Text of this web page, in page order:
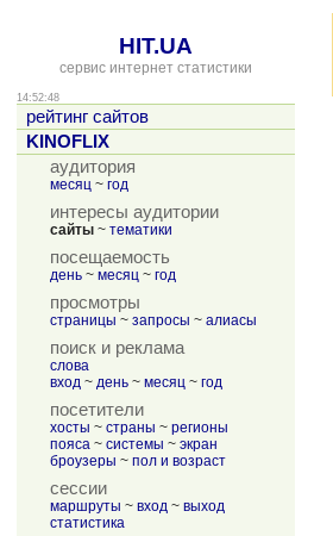
HIT.UA
сервис интернет статистики
14:52:48
рейтинг сайтов
KINOFLIX
аудитория
месяц ~ год
интересы аудитории
сайты ~ тематики
посещаемость
день ~ месяц ~ год
просмотры
страницы ~ запросы ~ алиасы
поиск и реклама
слова
вход ~ день ~ месяц ~ год
посетители
хосты ~ страны ~ регионы
пояса ~ системы ~ экран
броузеры ~ пол и возраст
сессии
маршруты ~ вход ~ выход
статистика